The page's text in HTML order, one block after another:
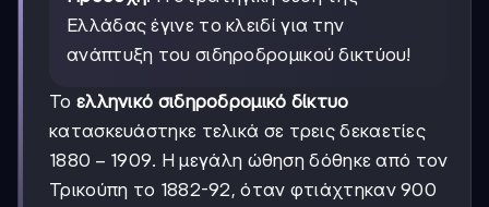
Ελλάδας έγινε το κλειδί για την
ανάπτυξη του σιδηροδρομικού δικτύου!
Το ελληνικό σιδηροδρομικό δίκτυο
κατασκευάστηκε τελικά σε τρεις δεκαετίες
1880-
1909
1880 − 1909. Η μεγάλη ώθηση δόθηκε από τον
Τρικούπη το 1882-92, όταν φτιάχτηκαν 900